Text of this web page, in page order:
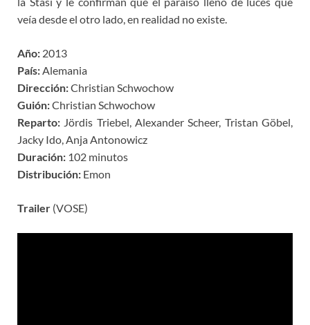
veía desde el otro lado, en realidad no existe.
Año: 2013
País: Alemania
Dirección:Christian Schwochow
Guión:Christian Schwochow
Reparto: Jördis Triebel, Alexander Scheer, Tristan Göbel,
Jacky Ido, Anja Antonowicz
Duración: 102 minutos
Distribución: Emon
Trailer (VOSE)